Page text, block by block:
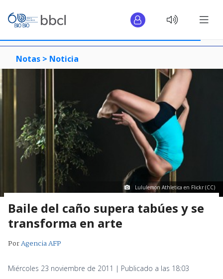
Notas > Noticia
Lululemon Athletica en Flickr (CC)
Baile del caño supera tabúes y se
transforma en arte
PorAgencia AFP
Miércoles 23 noviembre de 2011 | Publicado a las 18:03